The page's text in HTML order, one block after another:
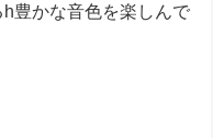
豊かな音色を楽しんで